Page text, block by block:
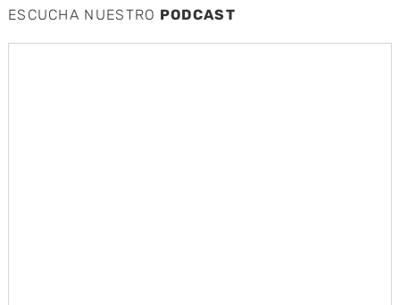
ESCUCHA NUESTRO PODCAST